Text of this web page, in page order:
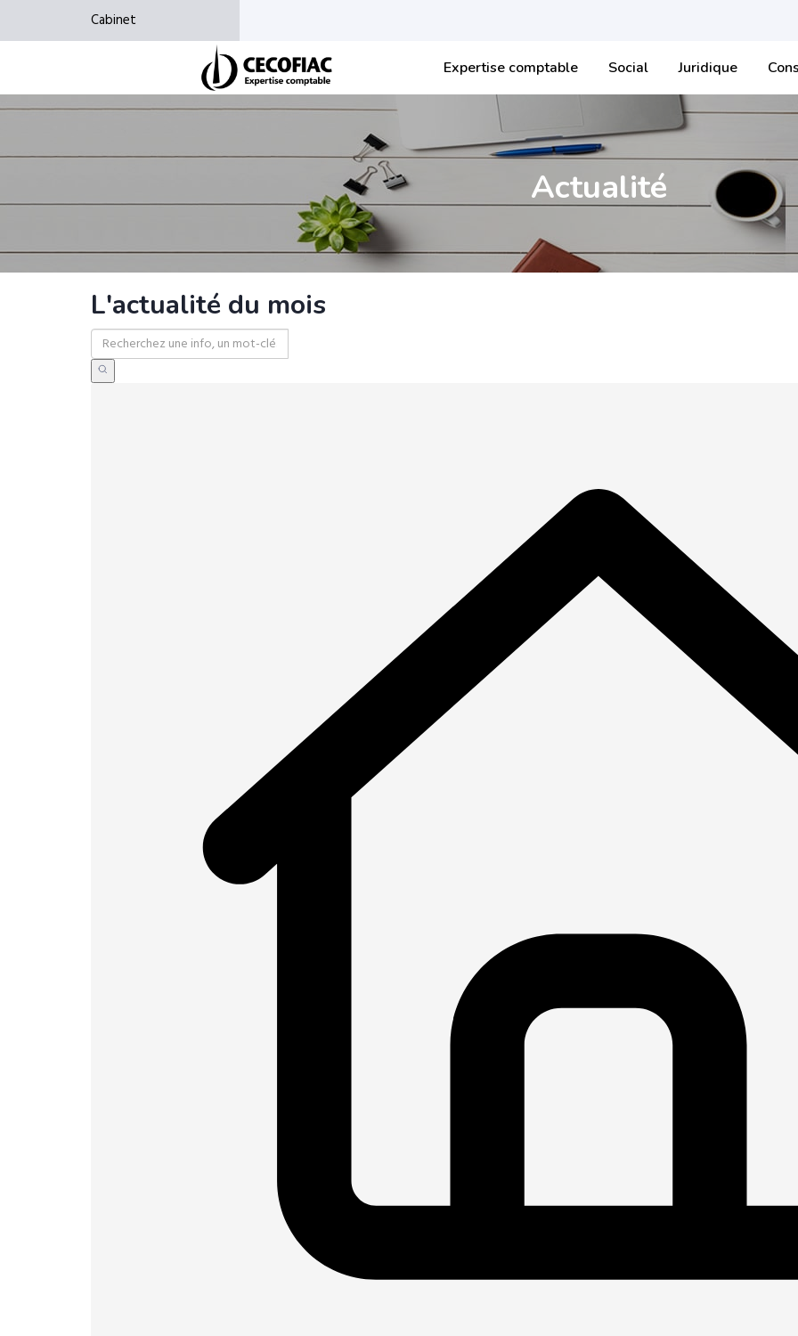
Cabinet
Expertise comptable Social Juridique
Actualité
L'actualité du mois